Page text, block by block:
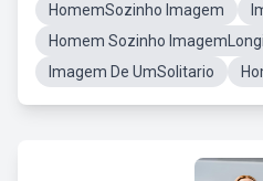
HomemSozinho Imagem
Homem Sozinho
Imagem De UmSolitario